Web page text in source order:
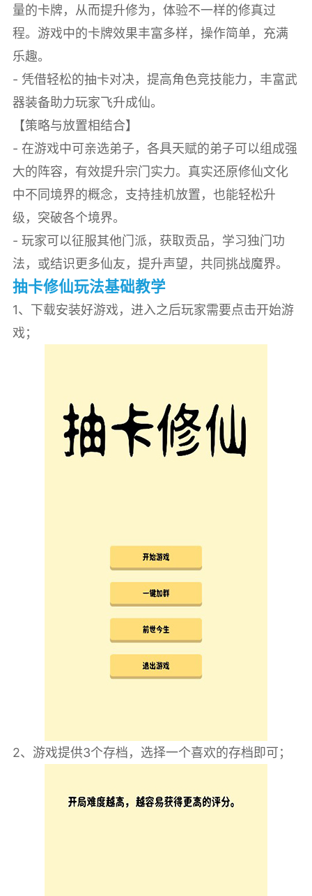
量的卡牌，从而提升修为，体验不一样的修真过
程。游戏中的卡牌效果丰富多样，操作简单，充满
乐趣。
- 凭借轻松的抽卡对决，提高角色竞技能力，丰富武
器装备助力玩家飞升成仙。
【策略与放置相结合】
- 在游戏中可亲选弟子，各具天赋的弟子可以组成强
大的阵容，有效提升宗门实力。真实还原修仙文化
中不同境界的概念，支持挂机放置，也能轻松升
级，突破各个境界。
- 玩家可以征服其他门派，获取贡品，学习独门功
法，或结识更多仙友，提升声望，共同挑战魔界。
抽卡修仙玩法基础教学
1、下载安装好游戏，进入之后玩家需要点击开始游
戏；
2、游戏提供3个存档，选择一个喜欢的存档即可；